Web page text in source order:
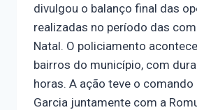
divulgou o balanço final das
realizadas no período das
Natal. O policiamento
bairros do município, com
horas. A ação teve o
Garcia juntamente com a